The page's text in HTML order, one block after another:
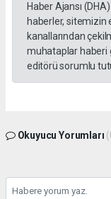
Haber Ajansı
haberler, sitemizin
kanallarından
muhataplar haberi
editörü sorumlu
Okuyucu Yorumları